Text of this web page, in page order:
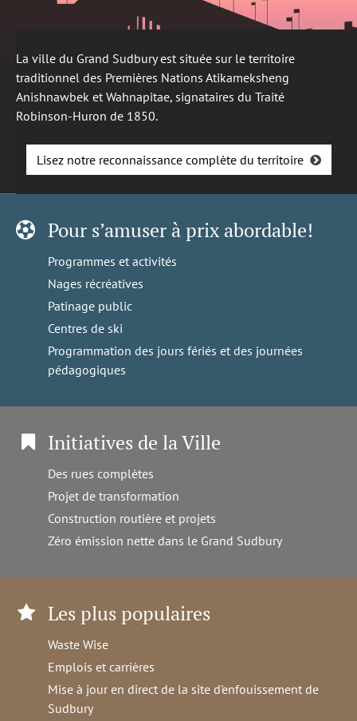
La ville du Grand Sudbury est située sur le territoire
traditionnel des Premières Nations Atikameksheng
Anishnawbek et Wahnapitae, signataires du Traité
Robinson-Huron de 1850.
Lisez notre reconnaissance complète du territoire
Pour s’amuser à prix abordable!
Programmes et activités
Nages récréatives
Patinage public
Centres de ski
Programmation des jours fériés et des journées
pédagogiques
Initiatives de la Ville
Des rues complètes
Projet de transformation
Construction routière et projets
Zéro émission nette dans le Grand Sudbury
Les plus populaires
Waste Wise
Emplois et carrières
Mise à jour en direct de la site d'enfouissement de
Sudbury